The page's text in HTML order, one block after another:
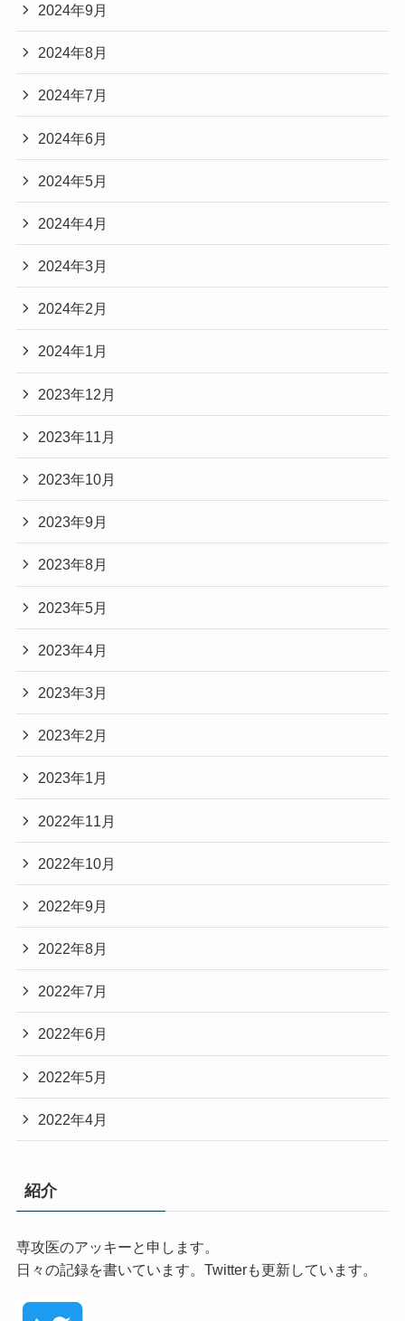
2024年9月
2024年8月
2024年7月
2024年6月
2024年5月
2024年4月
2024年3月
2024年2月
2024年1月
2023年12月
2023年11月
2023年10月
2023年9月
2023年8月
2023年5月
2023年4月
2023年3月
2023年2月
2023年1月
2022年11月
2022年10月
2022年9月
2022年8月
2022年7月
2022年6月
2022年5月
2022年4月
紹介
専攻医のアッキーと申します。
日々の記録を書いています。Twitterも更新しています。